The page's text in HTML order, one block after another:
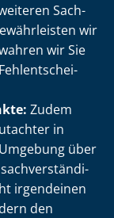
Sach­
wir
wir Sie
Zudem
in
über
irgendeinen
den